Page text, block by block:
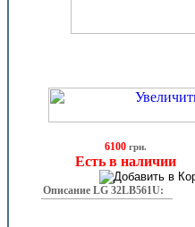
6100 грн.
Есть в наличии
Описание LG 32LB561U: